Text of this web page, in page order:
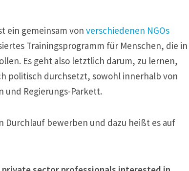
ein gemeinsam von verschiedenen NGOs
Trainingsprogramm für Menschen, die in
Es geht also letztlich darum, zu lernen,
politisch durchsetzt, sowohl innerhalb von
und Regierungs-Parkett.
Durchlauf bewerben und dazu heißt es auf